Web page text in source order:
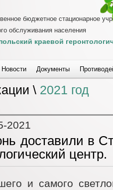
бюджетное стационарное
обслуживания населения
краевой
Новости Документы
\ 2021 год
2021
доставили в
центр.
и самого